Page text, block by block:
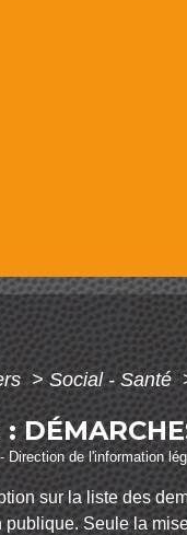
> Social - Santé
:
Direction de l'information
sur la liste des
publique. Seule la